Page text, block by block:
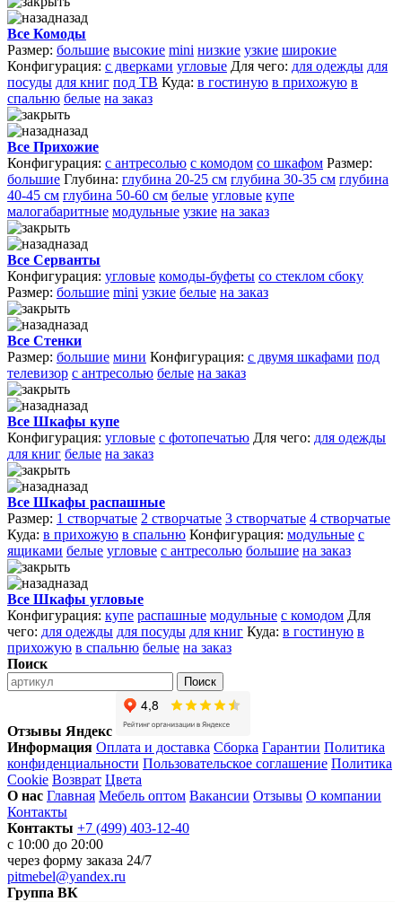
назад
Все Комоды
Размер: большие высокие mini низкие узкие широкие
Конфигурация: с дверками угловые Для чего: для одежды для
посуды для книг под ТВ Куда: в гостиную в прихожую в
спальню белые на заказ
назад
Все Прихожие
Конфигурация: с антресолью с комодом со шкафом Размер:
большие Глубина: глубина 20-25 см глубина 30-35 см глубина
40-45 см глубина 50-60 см белые угловые купе
малогабаритные модульные узкие на заказ
назад
Все Серванты
Конфигурация: угловые комоды-буфеты со стеклом сбоку
Размер: большие mini узкие белые на заказ
назад
Все Стенки
Размер: большие мини Конфигурация: с двумя шкафами под
телевизор с антресолью белые на заказ
назад
Все Шкафы купе
Конфигурация: угловые с фотопечатью Для чего: для одежды
для книг белые на заказ
назад
Все Шкафы распашные
Размер: 1 створчатые 2 створчатые 3 створчатые 4 створчатые
Куда: в прихожую в спальню Конфигурация: модульные с
ящиками белые угловые с антресолью большие на заказ
назад
Все Шкафы угловые
Конфигурация: купе распашные модульные с комодом Для
чего: для одежды для посуды для книг Куда: в гостиную в
прихожую в спальню белые на заказ
Поиск
Поиск
Отзывы Яндекс
Информация Оплата и доставка Сборка Гарантии Политика
конфиденциальности Пользовательское соглашение Политика
Cookie Возврат Цвета
О нас Главная Мебель оптом Вакансии Отзывы О компании
Контакты
Контакты +7 (499) 403-12-40
с 10:00 до 20:00
через форму заказа 24/7
pitmebel@yandex.ru
Группа ВК